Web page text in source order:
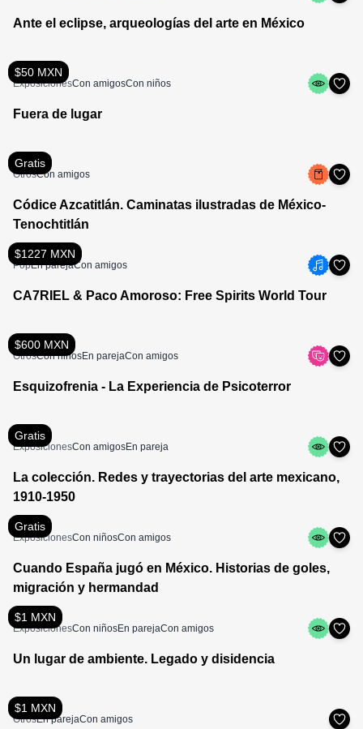
Ante el eclipse, arqueologías del arte en México
$50 MXN
ExposicionesCon amigosCon niños
Fuera de lugar
Gratis
OtrosCon amigos
Códice Azcatitlán. Caminatas ilustradas de México-
Tenochtitlán
$1227 MXN
PopEn parejaCon amigos
CA7RIEL & Paco Amoroso: Free Spirits World Tour
$600 MXN
OtrosCon niñosEn parejaCon amigos
Esquizofrenia - La Experiencia de Psicoterror
Gratis
ExposicionesCon amigosEn pareja
La colección. Redes y trayectorias del arte mexicano,
1910-1950
Gratis
ExposicionesCon niñosCon amigos
Cuando España jugó en México. Historias de goles,
migración y hermandad
$1 MXN
ExposicionesCon niñosEn parejaCon amigos
Un lugar de ambiente. Legado y disidencia
$1 MXN
OtrosEn parejaCon amigos